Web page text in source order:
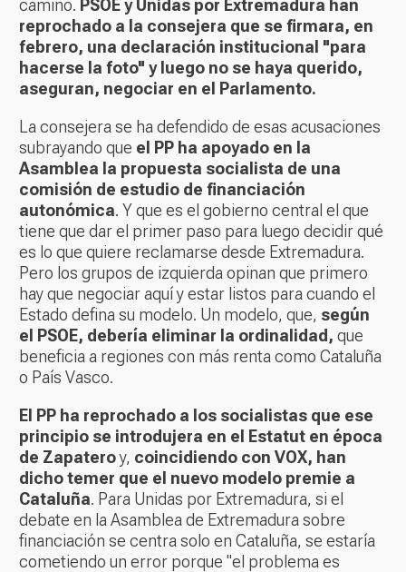
camino. PSOE y Unidas por Extremadura han
reprochado a la consejera que se firmara, en
febrero, una declaración institucional "para
hacerse la foto" y luego no se haya querido,
aseguran, negociar en el Parlamento.
La consejera se ha defendido de esas acusaciones
subrayando que el PP ha apoyado en la
Asamblea la propuesta socialista de una
comisión de estudio de financiación
autonómica. Y que es el gobierno central el que
tiene que dar el primer paso para luego decidir qué
es lo que quiere reclamarse desde Extremadura.
Pero los grupos de izquierda opinan que primero
hay que negociar aquí y estar listos para cuando el
Estado defina su modelo. Un modelo, que, según
el PSOE, debería eliminar la ordinalidad, que
beneficia a regiones con más renta como Cataluña
o País Vasco.
El PP ha reprochado a los socialistas que ese
principio se introdujera en el Estatut en época
de Zapateroy, coincidiendo con VOX, han
dicho temer que el nuevo modelo premie a
Cataluña. Para Unidas por Extremadura, si el
debate en la Asamblea de Extremadura sobre
financiación se centra solo en Cataluña, se estaría
cometiendo un error porque "el problema es